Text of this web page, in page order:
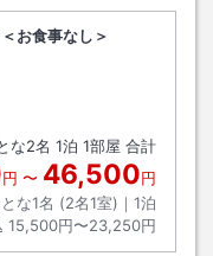
お食事なし＞
な2名 1泊 1部屋 合計
円 〜 46,500円
な1名 (2名1室)｜ 1泊
15,500円〜23,250円